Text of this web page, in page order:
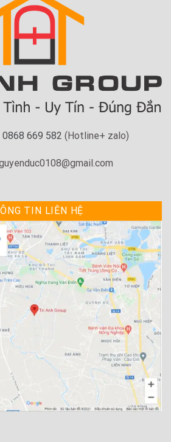
0868 669 582 (Hotline+ zalo)
TIN LIÊN HỆ